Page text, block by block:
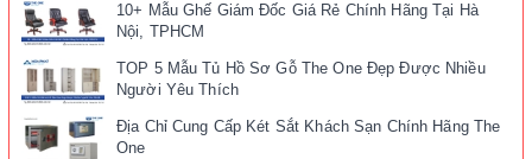
10+ Mẫu Ghế Giám Đốc Giá Rẻ Chính Hãng Tại Hà
Nội, TPHCM
TOP 5 Mẫu Tủ Hồ Sơ Gỗ The One Đẹp Được Nhiều
Người Yêu Thích
Địa Chỉ Cung Cấp Két Sắt Khách Sạn Chính Hãng The
One